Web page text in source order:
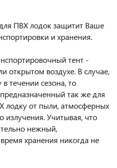
ПВХ лодок защитит Ваше
и хранения.
тент -
открытом воздухе. В случае,
течении сезона, то
так же для
лодку от пыли, атмосферных
излучения. Учитывая, что
нежный,
хранения никогда не